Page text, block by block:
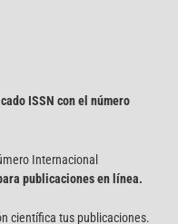
ISSN con el número
Internacional
publicaciones en línea.
científica tus publicaciones.